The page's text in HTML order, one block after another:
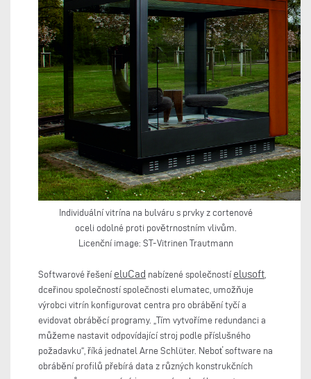
Individuální vitrína na bulváru s prvky z cortenové
oceli odolné proti povětrnostním vlivům.
Licenční image: ST-Vitrinen Trautmann
Softwarové řešení eluCad nabízené společností elusoft
dceřinou společností společnosti elumatec, umožňuje
výrobci vitrín konfigurovat centra pro obrábění tyčí a
evidovat obráběcí programy. „Tím vytvoříme redundanci a
můžeme nastavit odpovídající stroj podle příslušného
požadavku“, říká jednatel Arne Schlüter. Neboť software na
obrábění profilů přebírá data z různých konstrukčních